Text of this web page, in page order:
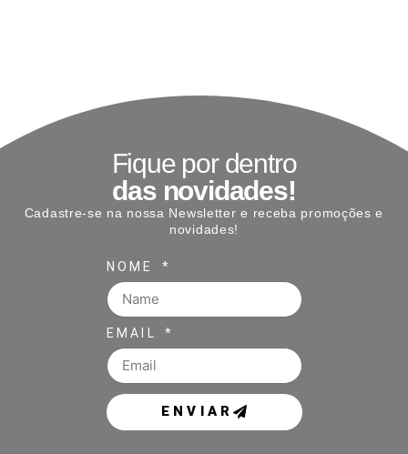
Fique por dentro
das novidades!
Cadastre-se na nossa Newsletter e receba promoções e
novidades!
NOME
EMAIL
ENVIAR